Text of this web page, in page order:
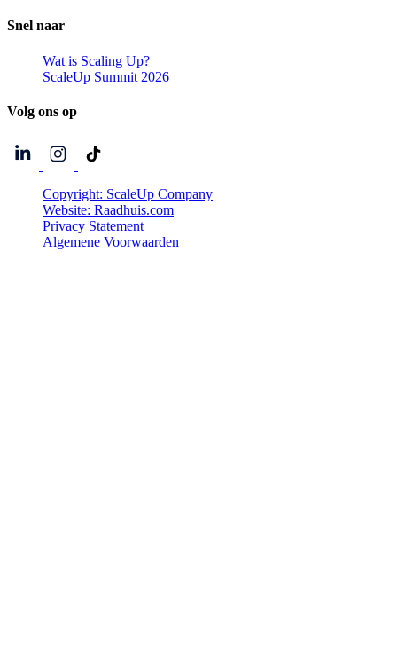
Snel naar
Wat is Scaling Up?
ScaleUp Summit 2026
Volg ons op
Copyright: ScaleUp Company
Website: Raadhuis.com
Privacy Statement
Algemene Voorwaarden